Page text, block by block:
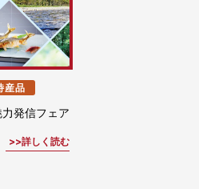
産品
発信フェア
詳しく読む